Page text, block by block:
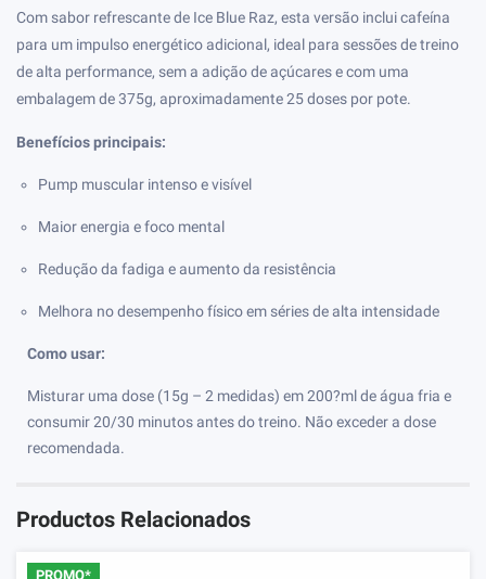
Com sabor refrescante de Ice Blue Raz, esta versão inclui cafeína
para um impulso energético adicional, ideal para sessões de treino
de alta performance, sem a adição de açúcares e com uma
embalagem de 375g, aproximadamente 25 doses por pote.
Benefícios principais:
Pump muscular intenso e visível
Maior energia e foco mental
Redução da fadiga e aumento da resistência
Melhora no desempenho físico em séries de alta intensidade
Como usar:
Misturar uma dose (15g – 2 medidas) em 200?ml de água fria e
consumir 20/30 minutos antes do treino. Não exceder a dose
recomendada.
Productos Relacionados
PROMO*